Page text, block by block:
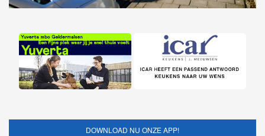
DOWNLOAD NU ONZE APP!